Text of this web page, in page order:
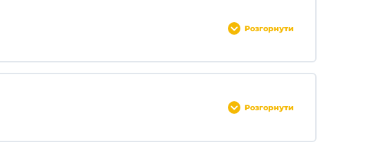
Розгорнути
Розгорнути